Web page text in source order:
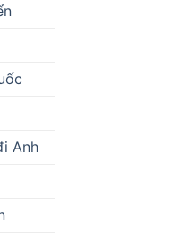
Anh